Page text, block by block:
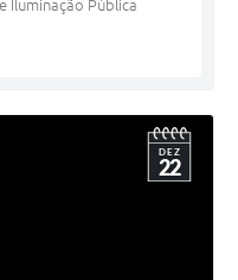
Iluminação Pública
DEZ
22